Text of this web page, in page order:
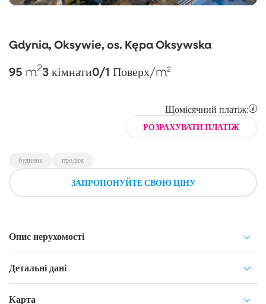
Gdynia, Oksywie, os. Kępa Oksywska
95 m23 кімнати0/1 Поверх/m²
Щомісячний платіж:
РОЗРАХУВАТИ ПЛАТІЖ
будинок продаж
ЗАПРОПОНУЙТЕ СВОЮ ЦІНУ
Опис нерухомості
Детальні дані
Карта